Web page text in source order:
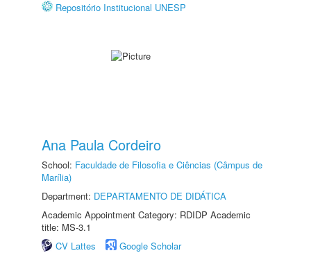
Repositório Institucional UNESP
Ana Paula Cordeiro
School: Faculdade de Filosofia e Ciências (Câmpus de
Marília)
Department: DEPARTAMENTO DE DIDÁTICA
Academic Appointment Category: RDIDP Academic
title: MS-3.1
CV Lattes
Google Scholar